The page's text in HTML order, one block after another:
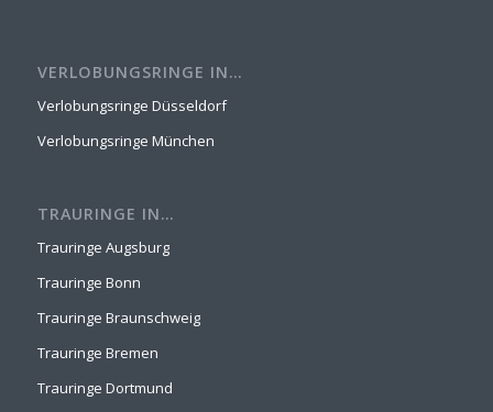
VERLOBUNGSRINGE IN…
Verlobungsringe Düsseldorf
Verlobungsringe München
TRAURINGE IN…
Trauringe Augsburg
Trauringe Bonn
Trauringe Braunschweig
Trauringe Bremen
Trauringe Dortmund